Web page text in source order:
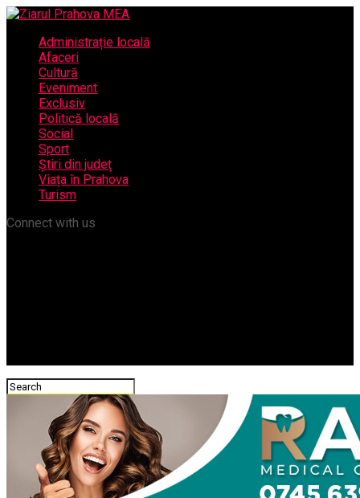
Administrație locală
Afaceri
Cultură
Eveniment
Exclusiv
Politică locală
Social
Sport
Știri din județ
Viața în Prahova
Turism
Connect with us